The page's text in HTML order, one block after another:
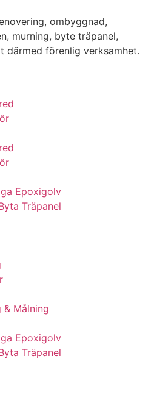
ombyggnad,
murning, byte träpanel,
därmed förenlig verksamhet.
Epoxigolv
Träpanel
& Målning
Epoxigolv
Träpanel